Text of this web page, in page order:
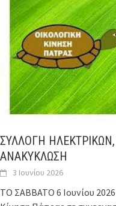
ΣΥΛΛΟΓΗ
ΑΝΑΚΥΚΛΩΣΗ
3 Ιουνίου 2026
ΤΟ ΣΑΒΒΑΤΟ 6 Ιουνίου